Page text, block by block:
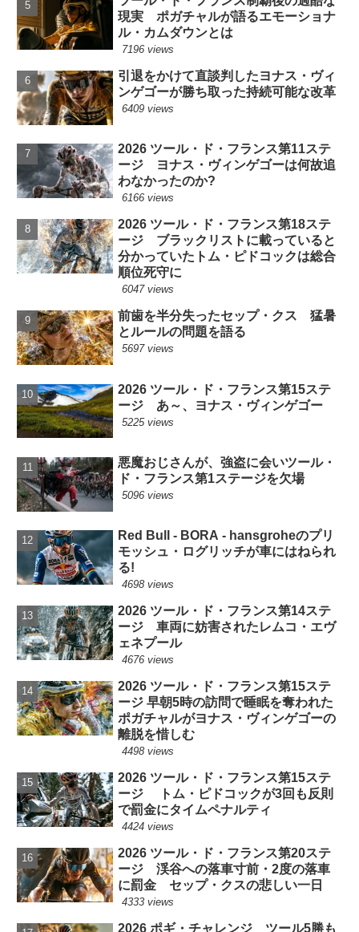
現実 ポガチャルが語るエモーショナ
ル・カムダウンとは
7196 views
引退をかけて直談判したヨナス・ヴィ
ンゲゴーが勝ち取った持続可能な改革
6409 views
2026 ツール・ド・フランス第11ステ
ージ ヨナス・ヴィンゲゴーは何故追
わなかったのか?
6166 views
2026 ツール・ド・フランス第18ステ
ージ ブラックリストに載っていると
分かっていたトム・ピドコックは総合
順位死守に
6047 views
前歯を半分失ったセップ・クス 猛暑
とルールの問題を語る
5697 views
2026 ツール・ド・フランス第15ステ
ージ あ～、ヨナス・ヴィンゲゴー
5225 views
悪魔おじさんが、強盗に会いツール・
ド・フランス第1ステージを欠場
5096 views
Red Bull - BORA - hansgroheのプリ
モッシュ・ログリッチが車にはねられ
る!
4698 views
2026 ツール・ド・フランス第14ステ
ージ 車両に妨害されたレムコ・エヴ
ェネプール
4676 views
2026 ツール・ド・フランス第15ステ
ージ 早朝5時の訪問で睡眠を奪われた
ポガチャルがヨナス・ヴィンゲゴーの
離脱を惜しむ
4498 views
2026 ツール・ド・フランス第15ステ
ージ トム・ピドコックが3回も反則
で罰金にタイムペナルティ
4424 views
2026 ツール・ド・フランス第20ステ
ージ 渓谷への落車寸前・2度の落車
に罰金 セップ・クスの悲しい一日
4333 views
2026 ポギ・チャレンジ ツール5勝も